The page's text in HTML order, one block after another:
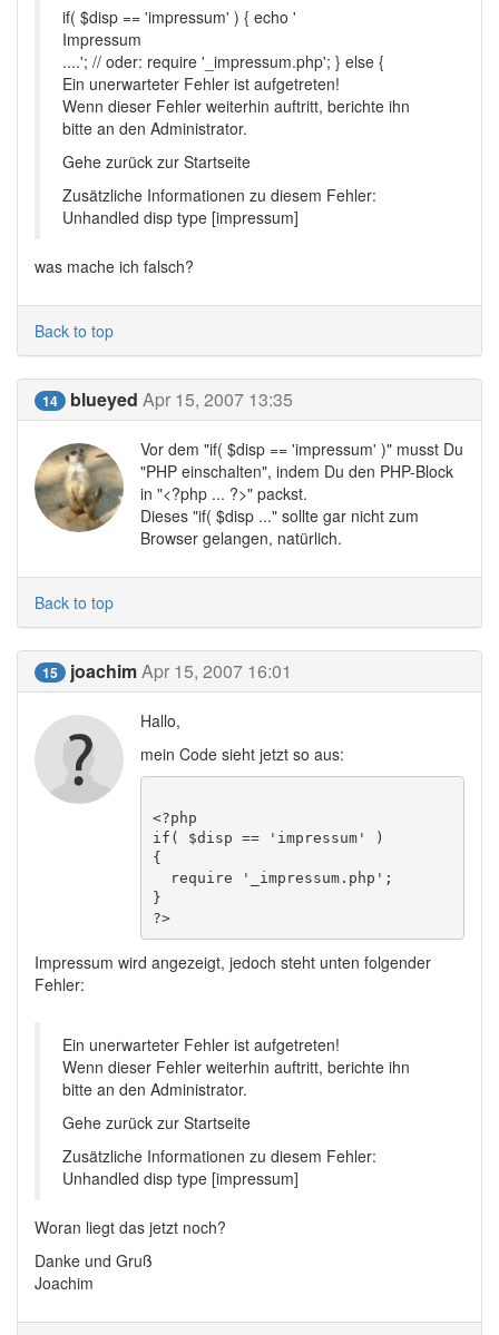
if( $disp == 'impressum' ) { echo '
Impressum
....'; // oder: require '_impressum.php'; } else {
Ein unerwarteter Fehler ist aufgetreten!
Wenn dieser Fehler weiterhin auftritt, berichte ihn
bitte an den Administrator.
Gehe zurück zur Startseite
Zusätzliche Informationen zu diesem Fehler:
Unhandled disp type [impressum]
was mache ich falsch?
Back to top
14 blueyed Apr 15, 2007 13:35
Vor dem "if( $disp == 'impressum' )" musst Du
"PHP einschalten", indem Du den PHP-Block
in "<?php ... ?>" packst.
Dieses "if( $disp ..." sollte gar nicht zum
Browser gelangen, natürlich.
Back to top
15 joachimApr 15, 2007 16:01
Hallo,
mein Code sieht jetzt so aus:
<?php
if( $disp == 'impressum' )
{
}
?>
Impressum wird angezeigt, jedoch steht unten folgender
Fehler:
Ein unerwarteter Fehler ist aufgetreten!
Wenn dieser Fehler weiterhin auftritt, berichte ihn
bitte an den Administrator.
Gehe zurück zur Startseite
Zusätzliche Informationen zu diesem Fehler:
Unhandled disp type [impressum]
Woran liegt das jetzt noch?
Danke und Gruß
Joachim